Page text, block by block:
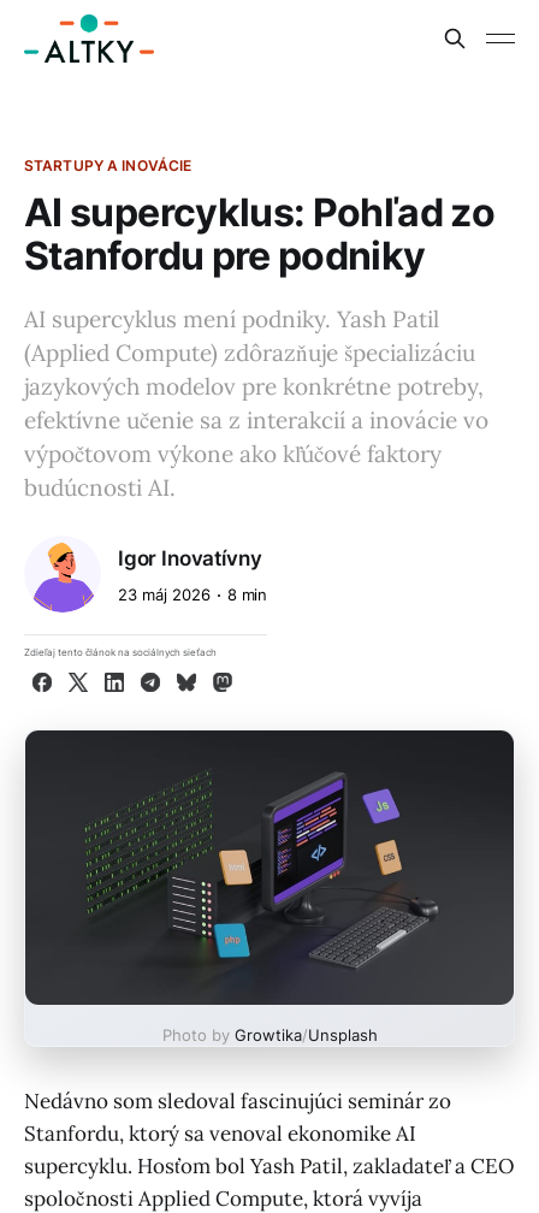
STARTUPY A INOVÁCIE
AI supercyklus: Pohľad zo
Stanfordu pre podniky
AI supercyklus mení podniky. Yash Patil
(Applied Compute) zdôrazňuje špecializáciu
jazykových modelov pre konkrétne potreby,
efektívne učenie sa z interakcií a inovácie vo
výpočtovom výkone ako kľúčové faktory
budúcnosti AI.
Igor Inovatívny
23 máj 2026 8 min
Zdieľaj tento článok na sociálnych sieťach
Facebook
X LinkedInTelegram
BlueskyMastodon
Photo by Growtika/Unsplash
Nedávno som sledoval fascinujúci seminár zo
Stanfordu, ktorý sa venoval ekonomike AI
supercyklu. Hosťom bol Yash Patil, zakladateľ a CEO
spoločnosti Applied Compute, ktorá vyvíja